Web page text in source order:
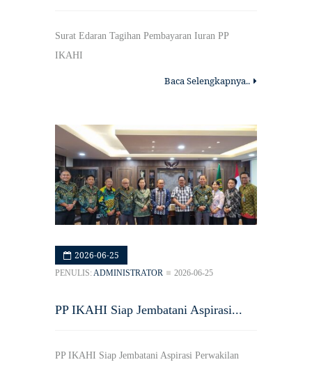
Surat Edaran Tagihan Pembayaran Iuran PP
IKAHI
Baca Selengkapnya..
2026-06-25
PENULIS:ADMINISTRATOR 2026-06-25
PP IKAHI Siap Jembatani Aspirasi...
PP IKAHI Siap Jembatani Aspirasi Perwakilan